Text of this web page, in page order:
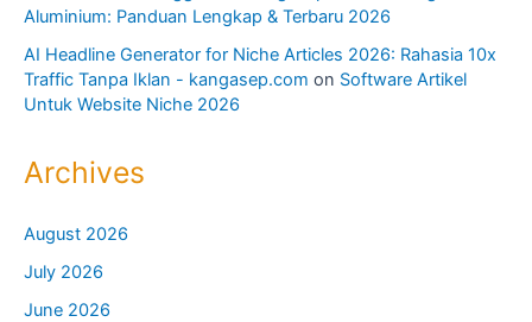
Aluminium: Panduan Lengkap & Terbaru 2026
AI Headline Generator for Niche Articles 2026: Rahasia 10x
Traffic Tanpa Iklan - kangasep.com on Software Artikel
Untuk Website Niche 2026
Archives
August 2026
July 2026
June 2026